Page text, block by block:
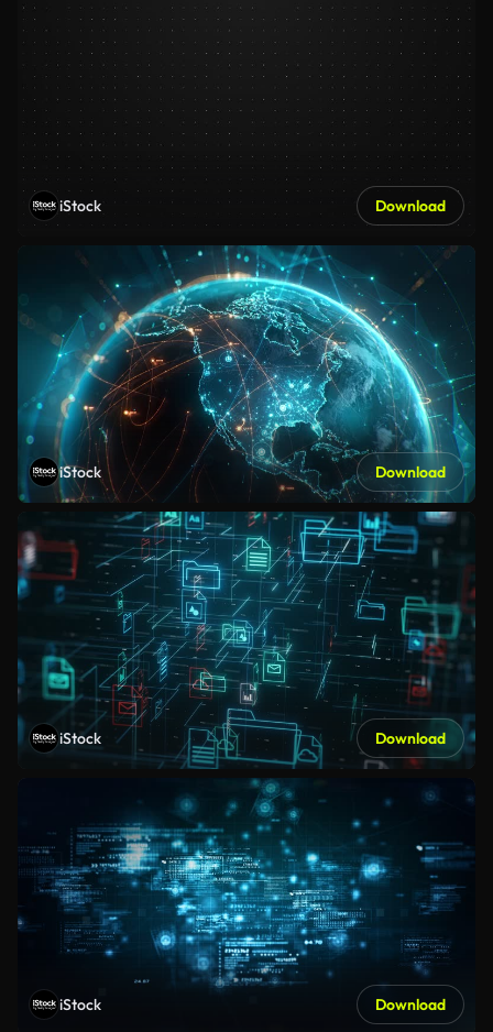
iStock Download
iStock Download
iStock Download
iStock Download